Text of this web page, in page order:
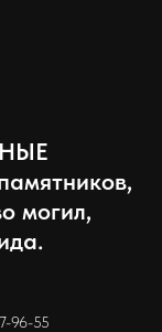
могил,
96-55